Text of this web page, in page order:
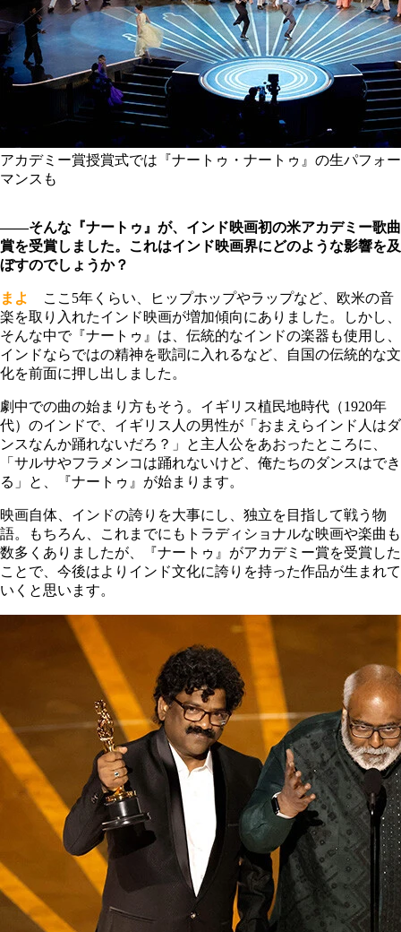
アカデミー賞授賞式では『ナートゥ・ナートゥ』の生パフォー
マンスも
――そんな『ナートゥ』が、インド映画初の米アカデミー歌曲
賞を受賞しました。これはインド映画界にどのような影響を及
ぼすのでしょうか？
まよ
ここ5年くらい、ヒップホップやラップなど、欧米の音
楽を取り入れたインド映画が増加傾向にありました。しかし、
そんな中で『ナートゥ』は、伝統的なインドの楽器も使用し、
インドならではの精神を歌詞に入れるなど、自国の伝統的な文
化を前面に押し出しました。
劇中での曲の始まり方もそう。イギリス植民地時代（1920年
代）のインドで、イギリス人の男性が「おまえらインド人はダ
ンスなんか踊れないだろ？」と主人公をあおったところに、
「サルサやフラメンコは踊れないけど、俺たちのダンスはでき
る」と、『ナートゥ』が始まります。
映画自体、インドの誇りを大事にし、独立を目指して戦う物
語。もちろん、これまでにもトラディショナルな映画や楽曲も
数多くありましたが、『ナートゥ』がアカデミー賞を受賞した
ことで、今後はよりインド文化に誇りを持った作品が生まれて
いくと思います。